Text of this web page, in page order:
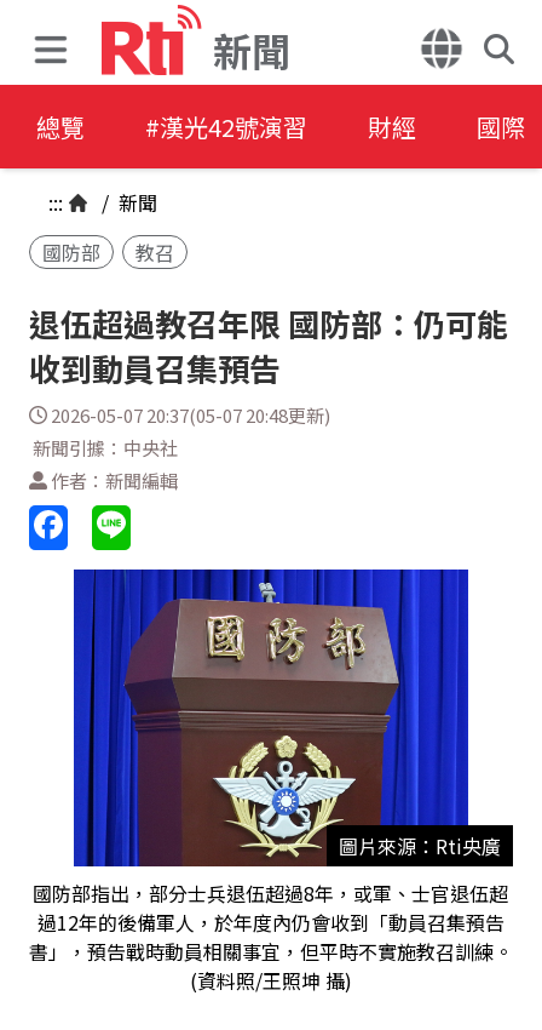
新聞
總覽 #漢光42號演習 財經 國際
::: / 新聞
國防部
教召
退伍超過教召年限 國防部：仍可能
收到動員召集預告
2026-05-07 20:37(05-07 20:48更新)
新聞引據：中央社
作者：新聞編輯
圖片來源：Rti央廣
國防部指出，部分士兵退伍超過8年，或軍、士官退伍超
過12年的後備軍人，於年度內仍會收到「動員召集預告
書」，預告戰時動員相關事宜，但平時不實施教召訓練。
(資料照/王照坤 攝)